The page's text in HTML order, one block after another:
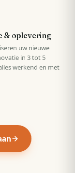
& oplevering
uw nieuwe
in 3 tot 5
werkend en met